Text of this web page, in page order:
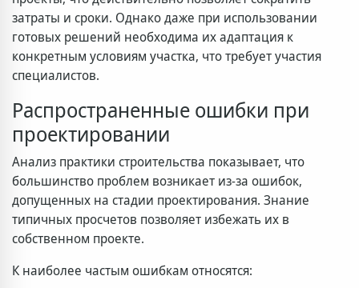
затраты и сроки. Однако даже при использовании
готовых решений необходима их адаптация к
конкретным условиям участка, что требует участия
специалистов.
Распространенные ошибки при
проектировании
Анализ практики строительства показывает, что
большинство проблем возникает из-за ошибок,
допущенных на стадии проектирования. Знание
типичных просчетов позволяет избежать их в
собственном проекте.
К наиболее частым ошибкам относятся: